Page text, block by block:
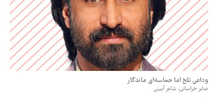
وداعی تلخ اما حماسه‌ای ماندگار
صابر خراسانی، شاعر آیینی